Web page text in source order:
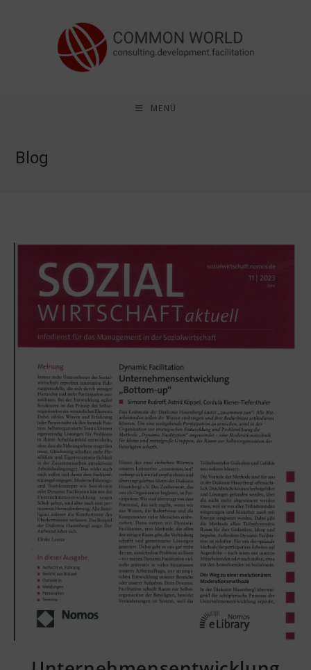
MENÜ
Blog